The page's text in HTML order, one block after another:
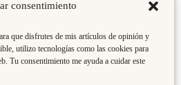
consentimiento
que disfrutes de mis artículos de opinión y
utilizo tecnologías como las cookies para
Tu consentimiento me ayuda a cuidar este